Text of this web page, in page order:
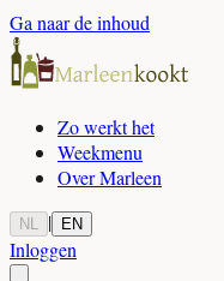
Ga naar de inhoud
Zo werkt het
Weekmenu
Over Marleen
NL | EN
Inloggen